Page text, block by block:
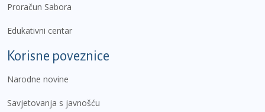
Proračun Sabora
Edukativni centar
Korisne poveznice
Narodne novine
Savjetovanja s javnošću